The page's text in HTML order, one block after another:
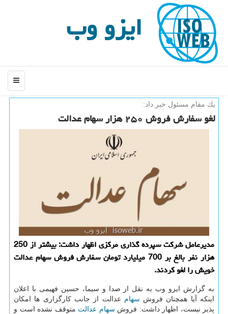
ایزو وب
منو
یك مقام مسئول خبر داد:
لغو سفارش فروش ۲۵۰ هزار سهام عدالت
مدیرعامل شرکت سپرده گذاری مرکزی اظهار داشت: بیشتر از 250
هزار نفر بالغ بر 700 میلیارد تومان سفارش فروش سهام عدالت
خویش را لغو کردند.
به گزارش ایزو وب به نقل از صدا و سیما، حسین فهیمی با اعلان
اینکه آیا همچنان فروش سهام عدالت از جانب کارگزاری ها امکان
پذیر نیست، اظهار داشت: فروش سهام عدالت متوقف نشده است و